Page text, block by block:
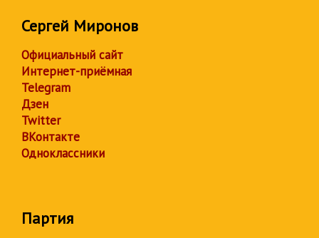
Сергей Миронов
Официальный сайт
Интернет-приёмная
Telegram
Дзен
Twitter
ВКонтакте
Одноклассники
Партия